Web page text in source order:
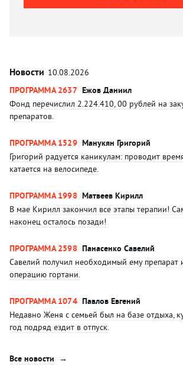
Новости 10.08.2026
ПРОГРАММА 2637 Ежов Даниил
Фонд перечислил 2.224.410, 00 рублей на
препаратов.
ПРОГРАММА 1529 Манукян Григорий
Григорий радуется каникулам: проводит
катается на велосипеде.
ПРОГРАММА 1998 Матвеев Кирилл
В мае Кирилл закончил все этапы терапии!
наконец осталось позади!
ПРОГРАММА 2598 Панасенко Савелий
Савелий получил необходимый ему препарат
операцию гортани.
ПРОГРАММА 1074 Павлов Евгений
Недавно Женя с семьей был на базе отдыха,
год подряд ездит в отпуск.
Все новости